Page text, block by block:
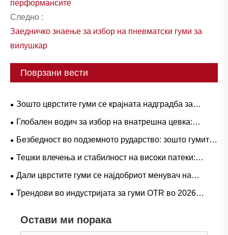
перформансите
Следно :
Заедничко знаење за избор на пневматски гуми за
вилушкар
Поврзани вести
Зошто цврстите гуми се крајната надградба за
тешките работни процеси?
Глобален водич за избор на внатрешна цевка:
популарни големини и апликации засновани на
Безбедност во подземното рударство: зошто гумите
од серијата L-5S се клучни за елиминирање на
Тешки влечења и стабилност на високи патеки:
Трендови за побарувачка на гумени гуми за камиони и
Дали цврстите гуми се најдобриот менувач на
играта за тешките операции?
Трендови во индустријата за гуми OTR во 2026
услугите
Остави ми порака